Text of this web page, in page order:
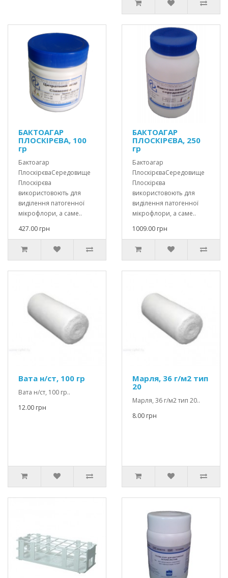
БАКТОАГАР
ПЛОCКІРЄВА, 100
гр
Бактоагар
ПлоскірєваСередовище
Плоскірєва
використовоють для
виділення патогенної
мікрофлори, а саме..
427.00 грн
БАКТОАГАР
ПЛОCКІРЄВА, 250
гр
Бактоагар
ПлоскірєваСередовище
Плоскірєва
використовоють для
виділення патогенної
мікрофлори, а саме..
1009.00 грн
Вата н/ст, 100 гр
Вата н/ст, 100 гр..
12.00 грн
Марля, 36 г/м2 тип
20
Марля, 36 г/м2 тип 20..
8.00 грн